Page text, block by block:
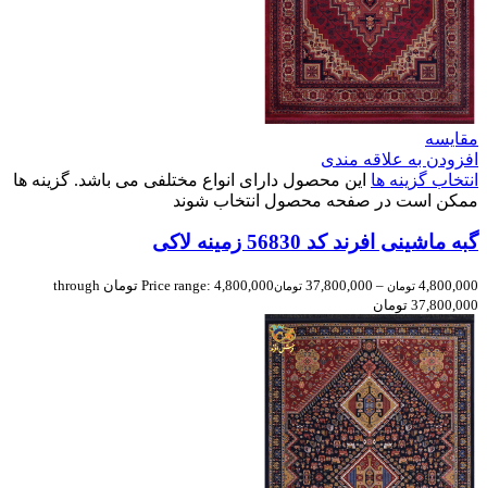
مقایسه
افزودن به علاقه مندی
انتخاب گزینه ها این محصول دارای انواع مختلفی می باشد. گزینه ها
ممکن است در صفحه محصول انتخاب شوند
گبه ماشینی افرند کد 56830 زمینه لاکی
4,800,000 تومان –
37,800,000 تومان
Price range: 4,800,000 تومان through
37,800,000 تومان